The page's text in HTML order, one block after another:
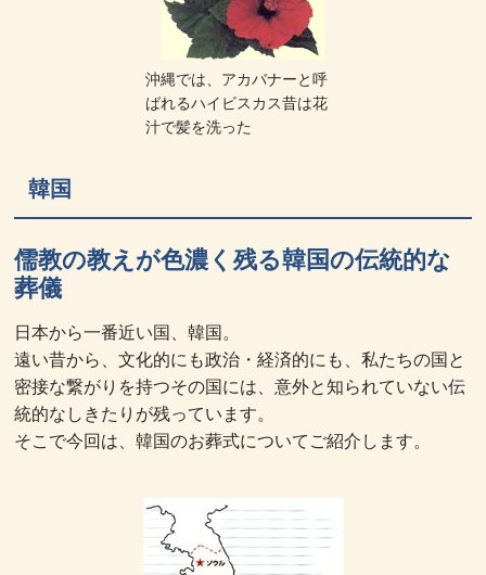
沖縄では、アカバナーと呼
ばれるハイビスカス昔は花
汁で髪を洗った
韓国
儒教の教えが色濃く残る韓国の伝統的な
葬儀
日本から一番近い国、韓国。
遠い昔から、文化的にも政治・経済的にも、私たちの国と
密接な繋がりを持つその国には、意外と知られていない伝
統的なしきたりが残っています。
そこで今回は、韓国のお葬式についてご紹介します。